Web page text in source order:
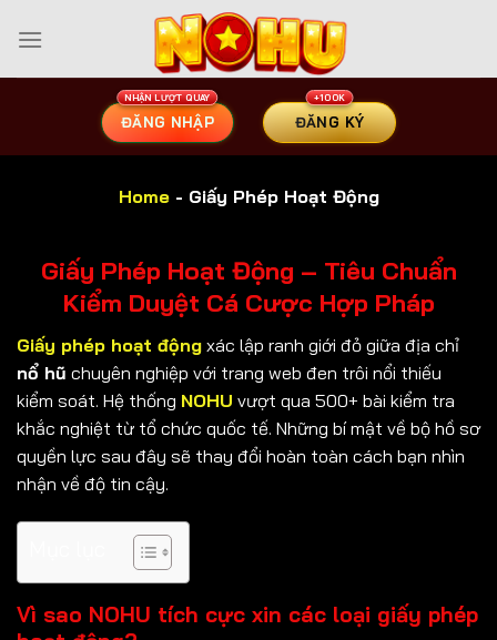
qua
ĐĂNG NHẬP ĐĂNG KÝ
Home- Giấy Phép Hoạt Động
Giấy Phép Hoạt Động – Tiêu Chuẩn
Kiểm Duyệt Cá Cược Hợp Pháp
Giấy phép hoạt động xác lập ranh giới đỏ giữa địa chỉ
nổ hũ chuyên nghiệp với trang web đen trôi nổi thiếu
kiểm soát. Hệ thống NOHU vượt qua 500+ bài kiểm tra
khắc nghiệt từ tổ chức quốc tế. Những bí mật về bộ hồ sơ
quyền lực sau đây sẽ thay đổi hoàn toàn cách bạn nhìn
nhận về độ tin cậy.
Vì sao NOHU tích cực xin các loại giấy phép